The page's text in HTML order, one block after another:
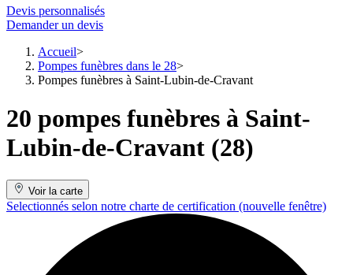
Devis personnalisés
Demander un devis
Accueil
Pompes funèbres dans le 28
Pompes funèbres à Saint-Lubin-de-Cravant
20 pompes funèbres à Saint-
Lubin-de-Cravant (28)
Voir la carte
Selectionnés selon notre charte de certification (nouvelle fenêtre)